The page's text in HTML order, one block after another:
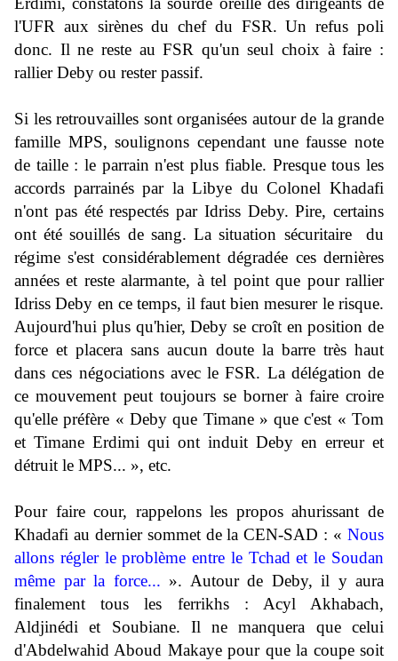
l'UFR aux sirènes du chef du FSR. Un refus poli
donc. Il ne reste au FSR qu'un seul choix à faire :
rallier Deby ou rester passif.
Si les retrouvailles sont organisées autour de la grande
famille MPS, soulignons cependant une fausse note
de taille : le parrain n'est plus fiable. Presque tous les
accords parrainés par la Libye du Colonel Khadafi
n'ont pas été respectés par Idriss Deby. Pire, certains
ont été souillés de sang. La situation sécuritaire du
régime s'est considérablement dégradée ces dernières
années et reste alarmante, à tel point que pour rallier
Idriss Deby en ce temps, il faut bien mesurer le risque.
Aujourd'hui plus qu'hier, Deby se croît en position de
force et placera sans aucun doute la barre très haut
dans ces négociations avec le FSR. La délégation de
ce mouvement peut toujours se borner à faire croire
qu'elle préfère « Deby que Timane » que c'est « Tom
et Timane Erdimi qui ont induit Deby en erreur et
détruit le MPS... », etc.
Pour faire cour, rappelons les propos ahurissant de
Khadafi au dernier sommet de la CEN-SAD : « Nous
allons régler le problème entre le Tchad et le Soudan
même par la force... ». Autour de Deby, il y aura
finalement tous les ferrikhs : Acyl Akhabach,
Aldjinédi et Soubiane. Il ne manquera que celui
d'Abdelwahid Aboud Makaye pour que la coupe soit